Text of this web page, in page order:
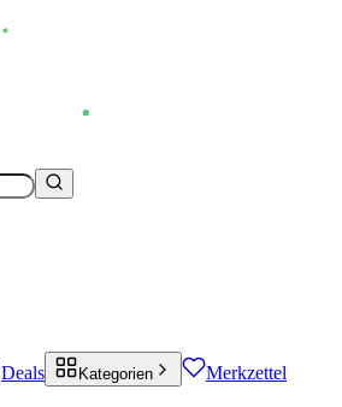
Deals Kategorien Merkzettel